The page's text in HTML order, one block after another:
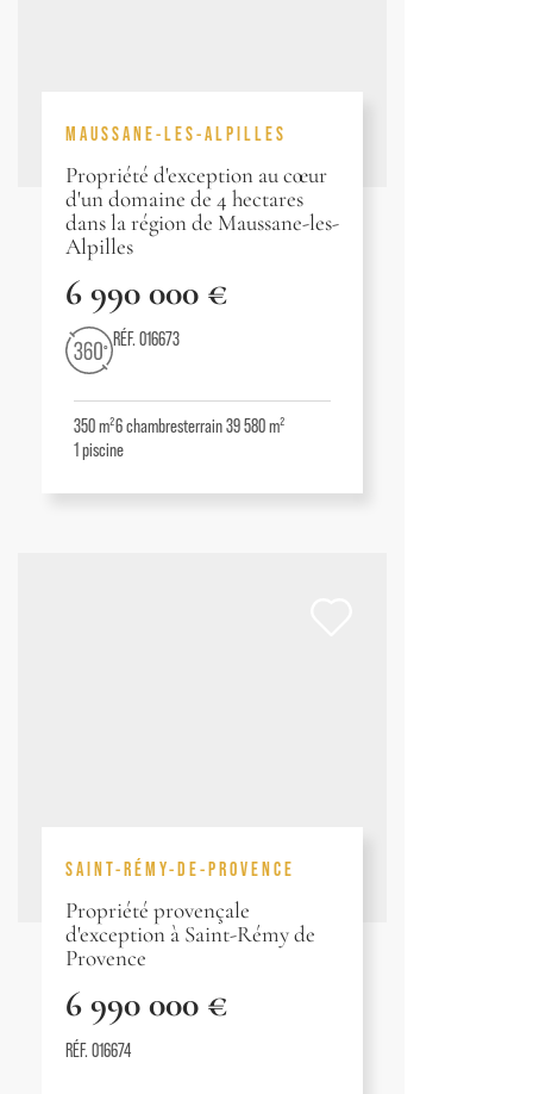
MAUSSANE-LES-ALPILLES
Propriété d'exception au cœur
d'un domaine de 4 hectares
dans la région de Maussane-les-
Alpilles
6 990 000 €
RÉF. 016673
350 m²6chambresterrain 39 580 m²
1piscine
SAINT-RÉMY-DE-PROVENCE
Propriété provençale
d'exception à Saint-Rémy de
Provence
6 990 000 €
RÉF. 016674